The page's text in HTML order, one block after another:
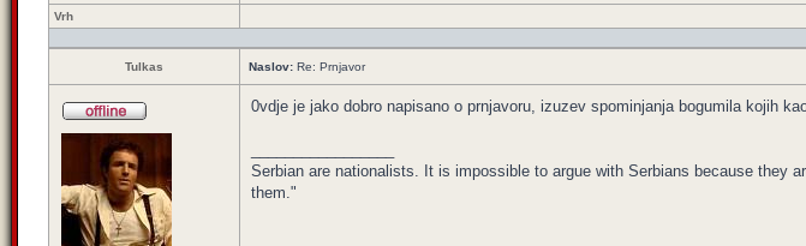
Vrh
Tulkas Naslov: Re: Prnjavor
0vdje je jako dobro napisano o prnjavoru, izuzev spominjanja bogumila kojih
Serbian are nationalists. It is impossible to argue with Serbians because they
them."